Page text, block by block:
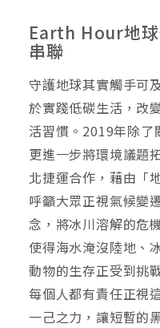
Earth Hour地
串聯
守護地球其實觸手可
於實踐低碳生活，改
活習慣。2019年除了
更進一步將環境議題
北捷運合作，藉由「
呼籲大眾正視氣候變
念，將冰川溶解的危
使得海水淹沒陸地、
動物的生存正受到挑
每個人都有責任正
一己之力，讓短暫的